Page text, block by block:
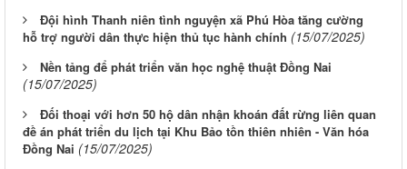
Đội hình Thanh niên tình nguyện xã Phú Hòa tăng cường
hỗ trợ người dân thực hiện thủ tục hành chính (15/07/2025)
Nền tảng để phát triển văn học nghệ thuật Đồng Nai
(15/07/2025)
Đối thoại với hơn 50 hộ dân nhận khoán đất rừng liên quan
đề án phát triển du lịch tại Khu Bảo tồn thiên nhiên - Văn hóa
Đồng Nai (15/07/2025)